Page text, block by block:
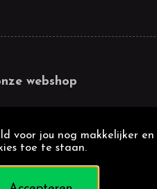
webshop
voor jou nog makkelijker
toe te staan.